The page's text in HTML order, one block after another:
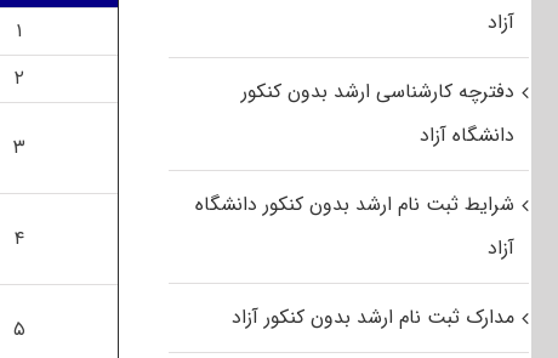
۱
۲
۳
۴
۵
آزاد
دفترچه کارشناسی ارشد بدون کنکور
دانشگاه آزاد
شرایط ثبت نام ارشد بدون کنکور دانشگاه
آزاد
مدارک ثبت نام ارشد بدون کنکور آزاد